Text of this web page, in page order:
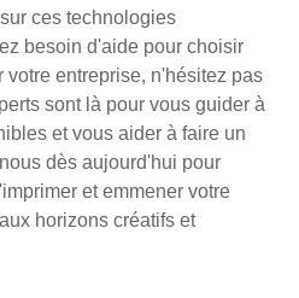
ces technologies
besoin d'aide pour choisir
votre entreprise, n'hésitez pas
sont là pour vous guider à
et vous aider à faire un
dès aujourd'hui pour
et emmener votre
horizons créatifs et